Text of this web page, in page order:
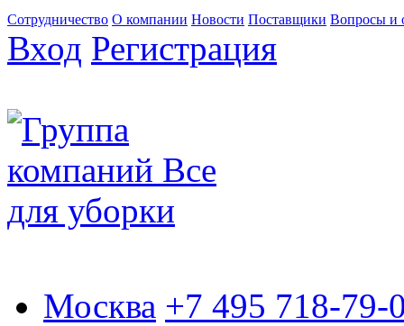
Сотрудничество О компании Новости Поставщики Вопросы и
Вход Регистрация
Москва +7 495 718-79-